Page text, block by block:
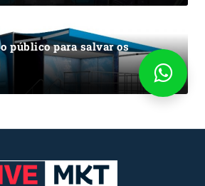
público para salvar os